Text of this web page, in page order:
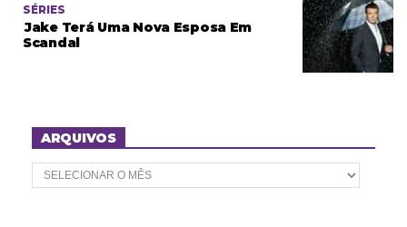
SÉRIES
Jake Terá Uma Nova Esposa Em
Scandal
ARQUIVOS
A
r